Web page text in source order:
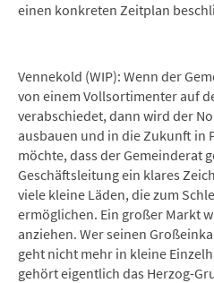
einen konkreten Zeitplan
Vennekold (WIP): Wenn der
von einem Vollsortimenter auf
verabschiedet, dann wird der
ausbauen und in die Zukunft in
möchte, dass der Gemeinderat
Geschäftsleitung ein klares
viele kleine Läden, die zum
ermöglichen. Ein großer Markt
anziehen. Wer seinen
geht nicht mehr in kleine
gehört eigentlich das Herzog-